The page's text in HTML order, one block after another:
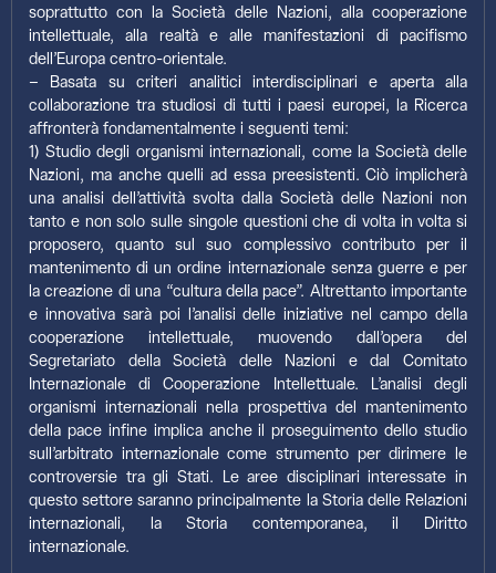
soprattutto con la Società delle Nazioni, alla cooperazione
intellettuale, alla realtà e alle manifestazioni di pacifismo
dell’Europa centro-orientale.
– Basata su criteri analitici interdisciplinari e aperta alla
collaborazione tra studiosi di tutti i paesi europei, la Ricerca
affronterà fondamentalmente i seguenti temi:
1) Studio degli organismi internazionali, come la Società delle
Nazioni, ma anche quelli ad essa preesistenti. Ciò implicherà
una analisi dell’attività svolta dalla Società delle Nazioni non
tanto e non solo sulle singole questioni che di volta in volta si
proposero, quanto sul suo complessivo contributo per il
mantenimento di un ordine internazionale senza guerre e per
la creazione di una “cultura della pace”. Altrettanto importante
e innovativa sarà poi l’analisi delle iniziative nel campo della
cooperazione intellettuale, muovendo dall’opera del
Segretariato della Società delle Nazioni e dal Comitato
Internazionale di Cooperazione Intellettuale. L’analisi degli
organismi internazionali nella prospettiva del mantenimento
della pace infine implica anche il proseguimento dello studio
sull’arbitrato internazionale come strumento per dirimere le
controversie tra gli Stati. Le aree disciplinari interessate in
questo settore saranno principalmente la Storia delle Relazioni
internazionali, la Storia contemporanea, il Diritto
internazionale.